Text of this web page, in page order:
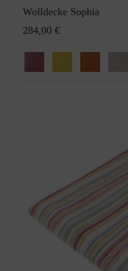
Wolldecke Sophia
284,00 €